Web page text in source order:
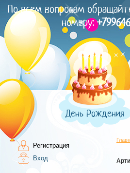
По всем вопросам
номеру:
День Рождения
Регистрация
Вход